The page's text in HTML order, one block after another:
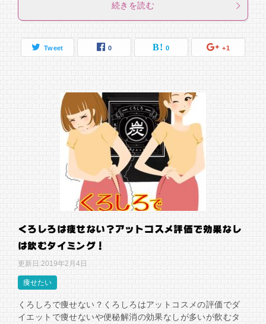
続きを読む
Tweet 0 0 +1
くろしろは痩せない？アットコスメ評価で効果なし
は飲むタイミング！
更新日:2019年2月4日
痩せたい
くろしろで痩せない？くろしろはアットコスメの評価でダ
イエットで痩せないや便秘解消の効果なしが多いが飲むタ